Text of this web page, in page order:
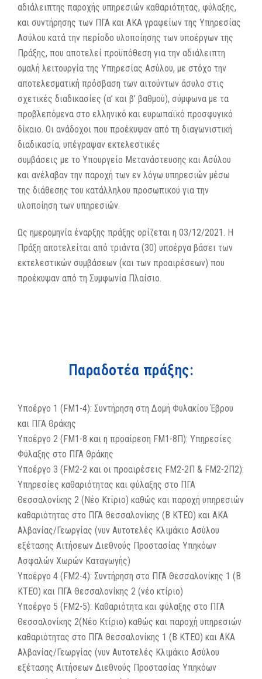
αδιάλειπτης παροχής υπηρεσιών καθαριότητας, φύλαξης,
και συντήρησης των ΠΓΑ και ΑΚΑ γραφείων της Υπηρεσίας
Ασύλου κατά την περίοδο υλοποίησης των υποέργων της
Πράξης, που αποτελεί προϋπόθεση για την αδιάλειπτη
ομαλή λειτουργία της Υπηρεσίας Ασύλου, με στόχο την
αποτελεσματική πρόσβαση των αιτούντων άσυλο στις
σχετικές διαδικασίες (α’ και β’ βαθμού), σύμφωνα με τα
προβλεπόμενα στο ελληνικό και ευρωπαϊκό προσφυγικό
δίκαιο. Οι ανάδοχοι που προέκυψαν από τη διαγωνιστική
διαδικασία, υπέγραψαν εκτελεστικές
συμβάσεις με το Υπουργείο Μετανάστευσης και Ασύλου
και ανέλαβαν την παροχή των εν λόγω υπηρεσιών μέσω
της διάθεσης του κατάλληλου προσωπικού για την
υλοποίηση των υπηρεσιών.
Ως ημερομηνία έναρξης πράξης ορίζεται η 03/12/2021. Η
Πράξη αποτελείται από τριάντα (30) υποέργα βάσει των
εκτελεστικών συμβάσεων (και των προαιρέσεων) που
προέκυψαν από τη Συμφωνία Πλαίσιο.
Παραδοτέα πράξης:
Υποέργο 1 (FM1-4): Συντήρηση στη Δομή Φυλακίου Έβρου
και ΠΓΑ Θράκης
Υποέργο 2 (FM1-8 και η προαίρεση FM1-8Π): Υπηρεσίες
Φύλαξης στο ΠΓΑ Θράκης
Υποέργο 3 (FM2-2 και οι προαιρέσεις FM2-2Π & FM2-2Π2):
Υπηρεσίες καθαριότητας και φύλαξης στο ΠΓΑ
Θεσσαλονίκης 2 (Νέο Κτίριο) καθώς και παροχή υπηρεσιών
καθαριότητας στο ΠΓΑ Θεσσαλονίκης (Β ΚΤΕΟ) και ΑΚΑ
Αλβανίας/Γεωργίας (νυν Αυτοτελές Κλιμάκιο Ασύλου
εξέτασης Αιτήσεων Διεθνούς Προστασίας Υπηκόων
Ασφαλών Χωρών Καταγωγής)
Υποέργο 4 (FM2-4): Συντήρηση στο ΠΓΑ Θεσσαλονίκης 1 (Β
ΚΤΕΟ) και ΠΓΑ Θεσσαλονίκης 2 (νέο κτίριο)
Υποέργο 5 (FM2-5): Καθαριότητα και φύλαξης στο ΠΓΑ
Θεσσαλονίκης 2(Νέο Κτίριο) καθώς και παροχή υπηρεσιών
καθαριότητας στο ΠΓΑ Θεσσαλονίκης 1 (Β ΚΤΕΟ) και ΑΚΑ
Αλβανίας/Γεωργίας (νυν Αυτοτελές Κλιμάκιο Ασύλου
εξέτασης Αιτήσεων Διεθνούς Προστασίας Υπηκόων